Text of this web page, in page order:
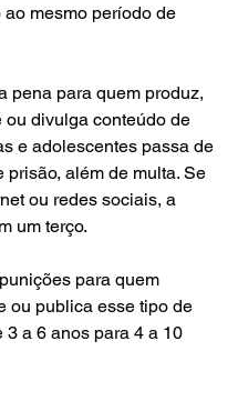
mesmo período de
pena para quem produz,
ou divulga conteúdo de
e adolescentes passa de
prisão, além de multa. Se
ou redes sociais, a
um terço.
para quem
ou publica esse tipo de
a 6 anos para 4 a 10